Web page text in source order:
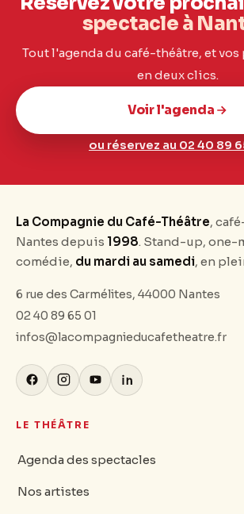
spectacle à
Tout l'agenda du café-théâtre, et vos
en deux clics.
Voir l'agenda
ou réservez au 02 40 89
La Compagnie du Café-Théâtre,
Nantes depuis 1998. Stand-up, one-
comédie, du mardi au samedi, en
6 rue des Carmélites, 44000 Nantes
02 40 89 65 01
infos@lacompagnieducafetheatre.fr
LE THÉÂTRE
Agenda des spectacles
Nos artistes